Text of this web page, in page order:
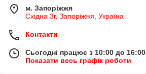
м. Запоріжжя
Східна 3г, Запоріжжя, Україна
Контакти
Сьогодні працює з 10:00 до 16:00
Показати весь графік роботи